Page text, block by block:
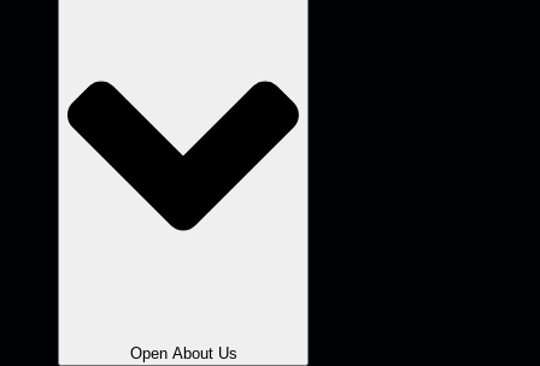
Open About Us